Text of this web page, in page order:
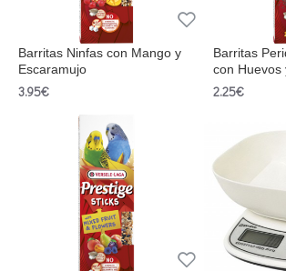
Barritas Ninfas con Mango y
Escaramujo
3.95€
Barritas
con Huevos
2.25€